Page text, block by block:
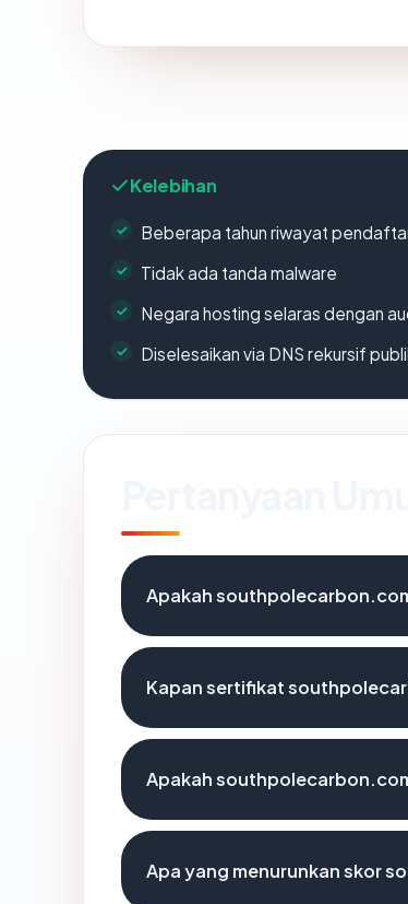
Kelebihan
Beberapa tahun riwayat
Tidak ada tanda malware
Negara hosting selaras dengan
Diselesaikan via DNS rekursif
Apakah
Kapan sertifikat
Apakah
Apa yang menurunkan skor